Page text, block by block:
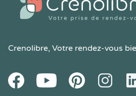
Crenolibre, Votre rendez-vous
FacebookYoutube PinteresetInstagram